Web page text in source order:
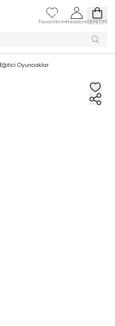
Favorilerim HesabımSEPETİM
Eğitici Oyuncaklar